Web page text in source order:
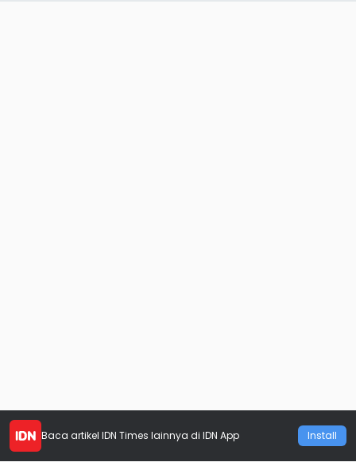
Baca artikel IDN Times lainnya di IDN App Install